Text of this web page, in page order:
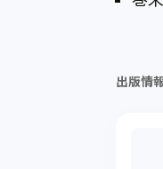
出版情